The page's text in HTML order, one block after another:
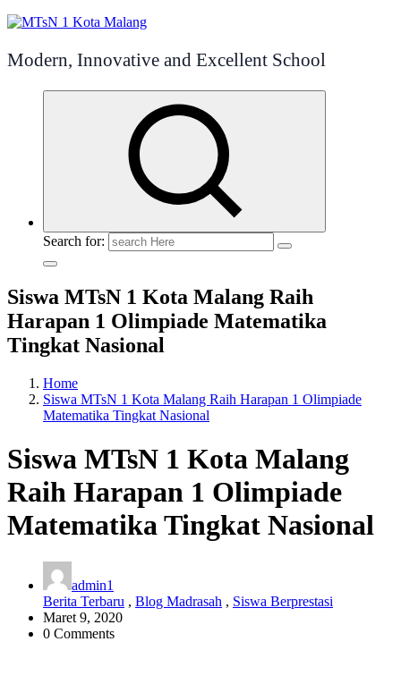
Modern, Innovative and Excellent School
Search for:
Siswa MTsN 1 Kota Malang Raih
Harapan 1 Olimpiade Matematika
Tingkat Nasional
Home
Siswa MTsN 1 Kota Malang Raih Harapan 1 Olimpiade
Matematika Tingkat Nasional
Siswa MTsN 1 Kota Malang
Raih Harapan 1 Olimpiade
Matematika Tingkat Nasional
admin1
Berita Terbaru , Blog Madrasah , Siswa Berprestasi
Maret 9, 2020
0 Comments